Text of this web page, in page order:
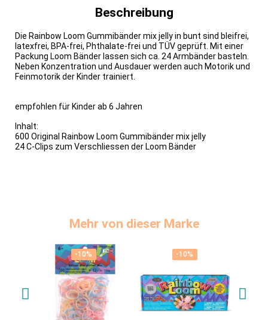
Beschreibung
Die Rainbow Loom Gummibänder mix jelly in bunt sind bleifrei,
latexfrei, BPA-frei, Phthalate-frei und TÜV geprüft. Mit einer
Packung Loom Bänder lassen sich ca. 24 Armbänder basteln.
Neben Konzentration und Ausdauer werden auch Motorik und
Feinmotorik der Kinder trainiert.
empfohlen für Kinder ab 6 Jahren
Inhalt:
600 Original Rainbow Loom Gummibänder mix jelly
24 C-Clips zum Verschliessen der Loom Bänder
Mehr von dieser Marke
-10%
-10% -10%
-10%